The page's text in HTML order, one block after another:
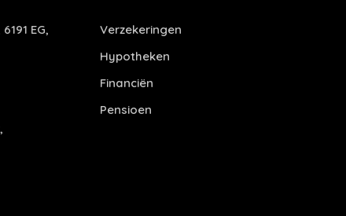
EG,
Verzekeringen
Hypotheken
Financiën
Pensioen